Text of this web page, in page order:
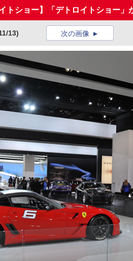
トショー】「デトロイトショー」
13) 次の画像